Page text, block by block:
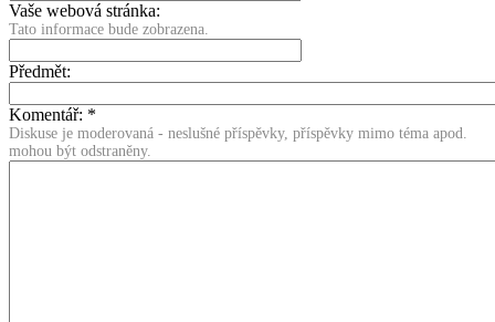
Vaše webová stránka:
Tato informace bude zobrazena.
Předmět:
Komentář: *
Diskuse je moderovaná - neslušné příspěvky, příspěvky mimo téma apod.
mohou být odstraněny.